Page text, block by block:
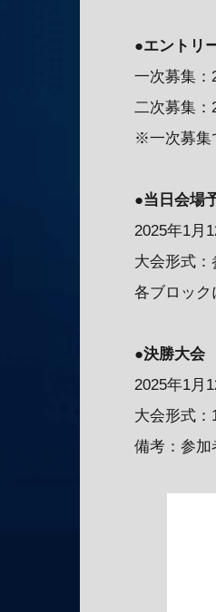
●エントリ
一次募集：
二次募集：
※一次募集
●当日会場
2025年1月
大会形式：
各ブロック
●決勝大会
2025年1月
大会形式
備考：参加